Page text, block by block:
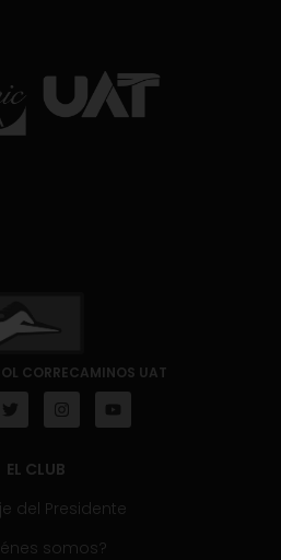
CORRECAMINOS UAT
EL CLUB
del Presidente
somos?